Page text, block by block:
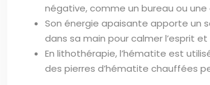
négative, comme un bureau ou une
Son énergie apaisante apporte un
dans sa main pour calmer l’esprit
En lithothérapie, l’hématite est
des pierres d’hématite chauffées